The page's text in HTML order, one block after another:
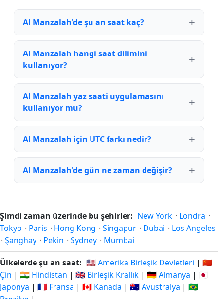
Al Manzalah'de şu an saat kaç?
Al Manzalah hangi saat dilimini
kullanıyor?
Al Manzalah yaz saati uygulamasını
kullanıyor mu?
Al Manzalah için UTC farkı nedir?
Al Manzalah'de gün ne zaman değişir?
Şimdi zaman üzerinde bu şehirler: New York · Londra ·
Tokyo · Paris · Hong Kong · Singapur · Dubai · Los Angeles
· Şanghay · Pekin · Sydney · Mumbai
Ülkelerde şu an saat: 🇺🇸 Amerika Birleşik Devletleri | 🇨🇳
Çin | 🇮🇳 Hindistan | 🇬🇧 Birleşik Krallık | 🇩🇪 Almanya | 🇯🇵
Japonya | 🇫🇷 Fransa | 🇨🇦 Kanada | 🇦🇺 Avustralya | 🇧🇷